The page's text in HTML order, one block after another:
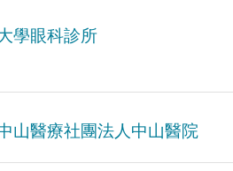
學眼科診所
山醫療社團法人中山醫院